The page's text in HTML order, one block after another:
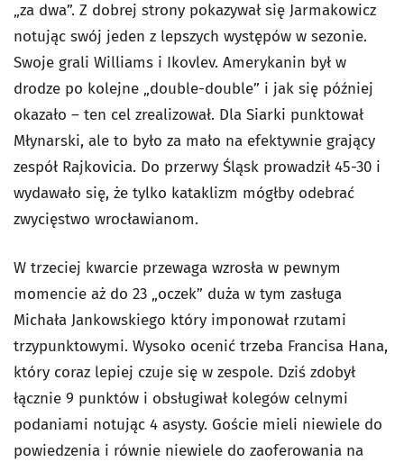
„za dwa”. Z dobrej strony pokazywał się Jarmakowicz
notując swój jeden z lepszych występów w sezonie.
Swoje grali Williams i Ikovlev. Amerykanin był w
drodze po kolejne „double-double” i jak się później
okazało – ten cel zrealizował. Dla Siarki punktował
Młynarski, ale to było za mało na efektywnie grający
zespół Rajkovicia. Do przerwy Śląsk prowadził 45-30 i
wydawało się, że tylko kataklizm mógłby odebrać
zwycięstwo wrocławianom.
W trzeciej kwarcie przewaga wzrosła w pewnym
momencie aż do 23 „oczek” duża w tym zasługa
Michała Jankowskiego który imponował rzutami
trzypunktowymi. Wysoko ocenić trzeba Francisa Hana,
który coraz lepiej czuje się w zespole. Dziś zdobył
łącznie 9 punktów i obsługiwał kolegów celnymi
podaniami notując 4 asysty. Goście mieli niewiele do
powiedzenia i równie niewiele do zaoferowania na